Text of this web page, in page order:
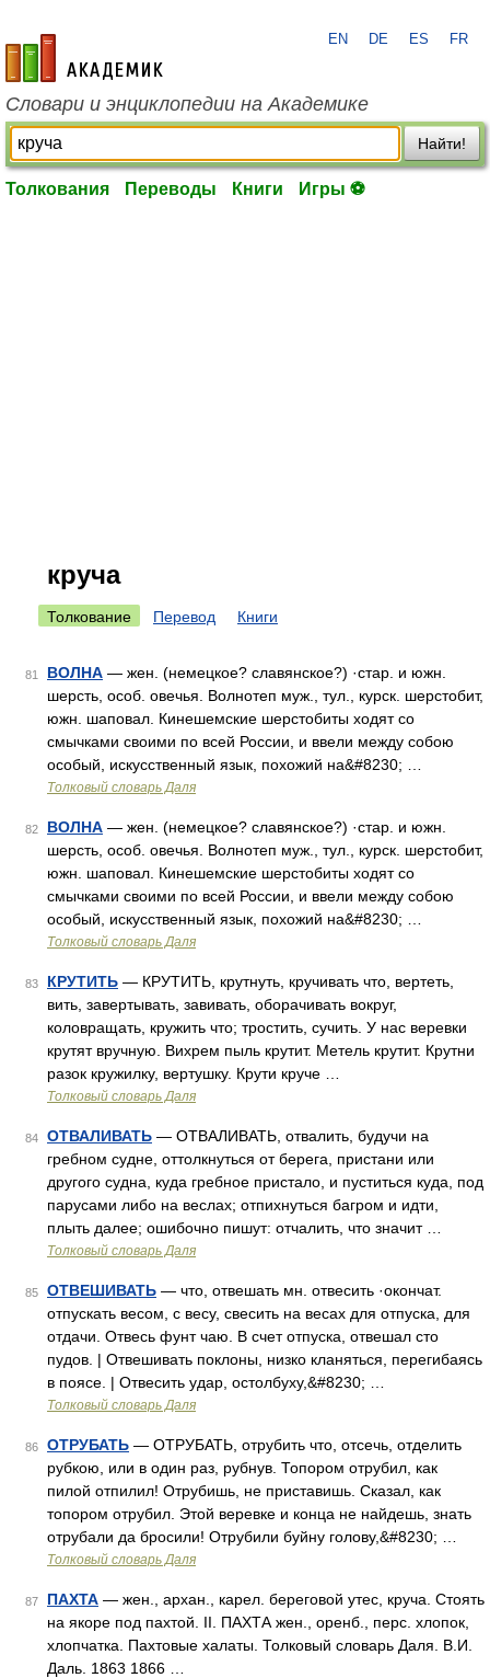
academic.ru
EN DE ES FR
Словари и энциклопедии на Академике
Найти!
Толкования Переводы Книги Игры ⚽
круча
Толкование Перевод Книги
81 ВОЛНА — жен. (немецкое? славянское?) ·стар. и южн.
шерсть, особ. овечья. Волнотеп муж., тул., курск. шерстобит,
южн. шаповал. Кинешемские шерстобиты ходят со
смычками своими по всей России, и ввели между собою
особый, искусственный язык, похожий на&#8230; …
Толковый словарь Даля
82 ВОЛНА — жен. (немецкое? славянское?) ·стар. и южн.
шерсть, особ. овечья. Волнотеп муж., тул., курск. шерстобит,
южн. шаповал. Кинешемские шерстобиты ходят со
смычками своими по всей России, и ввели между собою
особый, искусственный язык, похожий на&#8230; …
Толковый словарь Даля
83 КРУТИТЬ — КРУТИТЬ, крутнуть, кручивать что, вертеть,
вить, завертывать, завивать, оборачивать вокруг,
коловращать, кружить что; тростить, сучить. У нас веревки
крутят вручную. Вихрем пыль крутит. Метель крутит. Крутни
разок кружилку, вертушку. Крути круче …
Толковый словарь Даля
84 ОТВАЛИВАТЬ — ОТВАЛИВАТЬ, отвалить, будучи на
гребном судне, оттолкнуться от берега, пристани или
другого судна, куда гребное пристало, и пуститься куда, под
парусами либо на веслах; отпихнуться багром и идти,
плыть далее; ошибочно пишут: отчалить, что значит …
Толковый словарь Даля
85 ОТВЕШИВАТЬ — что, отвешать мн. отвесить ·окончат.
отпускать весом, с весу, свесить на весах для отпуска, для
отдачи. Отвесь фунт чаю. В счет отпуска, отвешал сто
пудов. | Отвешивать поклоны, низко кланяться, перегибаясь
в поясе. | Отвесить удар, остолбуху,&#8230; …
Толковый словарь Даля
86 ОТРУБАТЬ — ОТРУБАТЬ, отрубить что, отсечь, отделить
рубкою, или в один раз, рубнув. Топором отрубил, как
пилой отпилил! Отрубишь, не приставишь. Сказал, как
топором отрубил. Этой веревке и конца не найдешь, знать
отрубали да бросили! Отрубили буйну голову,&#8230; …
Толковый словарь Даля
87 ПАХТА — жен., архан., карел. береговой утес, круча. Стоять
на якоре под пахтой. II. ПАХТА жен., оренб., перс. хлопок,
хлопчатка. Пахтовые халаты. Толковый словарь Даля. В.И.
Даль. 1863 1866 …